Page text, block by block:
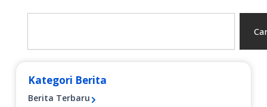
Kategori Berita
Berita Terbaru